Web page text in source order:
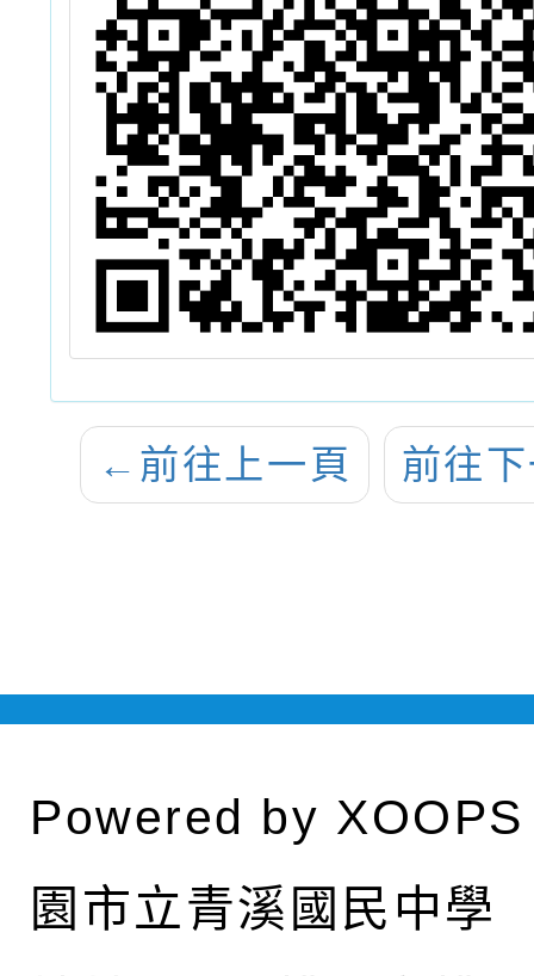
← 前往上一頁 前往
Powered by XOOPS
園市立青溪國民中學